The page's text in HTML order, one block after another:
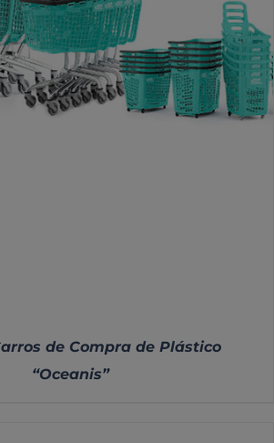
de Compra de Plástico
“Oceanis”